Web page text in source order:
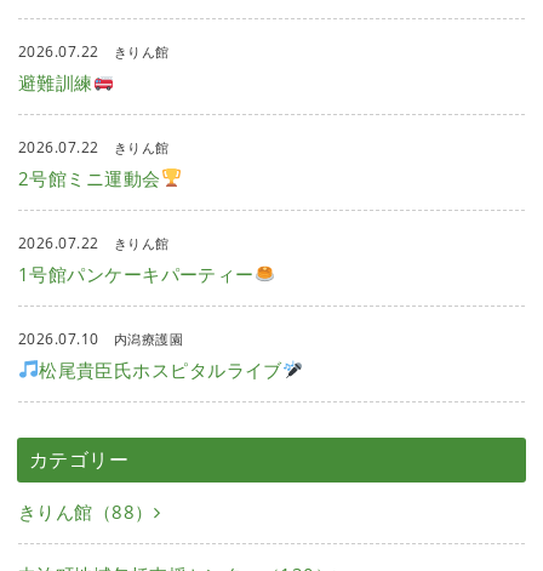
2026.07.22 きりん館
避難訓練
2026.07.22 きりん館
2号館ミニ運動会
2026.07.22 きりん館
1号館パンケーキパーティー
2026.07.10 内潟療護園
松尾貴臣氏ホスピタルライブ
カテゴリー
きりん館（88）